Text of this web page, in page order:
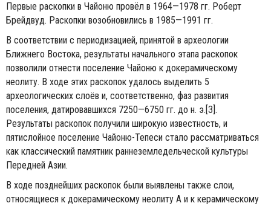
Первые раскопки в Чайоню провёл в 1964—1978 гг. Роберт
Брейдвуд. Раскопки возобновились в 1985—1991 гг.
В соответствии с периодизацией, принятой в археологии
Ближнего Востока, результаты начального этапа раскопок
позволили отнести поселение Чайоню к докерамическому
неолиту. В ходе этих раскопок удалось выделить 5
археологических слоёв и, соответственно, фаз развития
поселения, датировавшихся 7250—6750 гг. до н. э.[3].
Результаты раскопок получили широкую известность, и
пятислойное поселение Чайоню-Тепеси стало рассматриваться
как классический памятник раннеземледельческой культуры
Передней Азии.
В ходе позднейших раскопок были выявлены также слои,
относящиеся к докерамическому неолиту А и к керамическому